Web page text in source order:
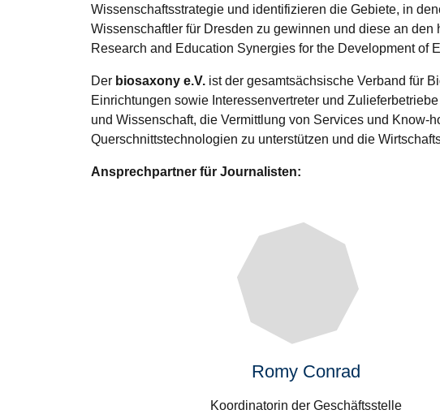
Wissenschaftsstrategie und identifizieren die Gebiete, in
Wissenschaftler für Dresden zu gewinnen und diese an
Research and Education Synergies for the Development of
Der biosaxony e.V. ist der gesamtsächsische Verband für
Einrichtungen sowie Interessenvertreter und
und Wissenschaft, die Vermittlung von Services und
Querschnittstechnologien zu unterstützen und die
Ansprechpartner für Journalisten:
Romy Conrad
Koordinatorin der Geschäftsstelle